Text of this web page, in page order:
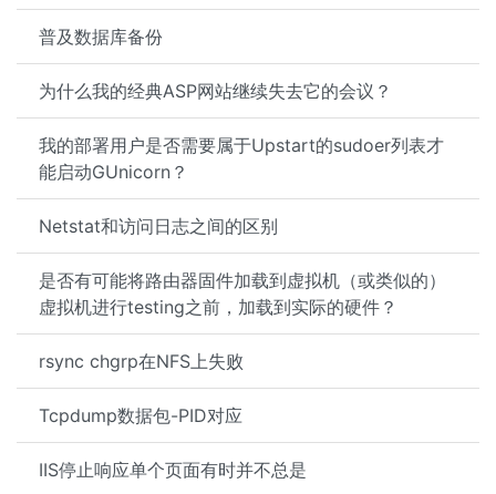
普及数据库备份
为什么我的经典ASP网站继续失去它的会议？
我的部署用户是否需要属于Upstart的sudoer列表才
能启动GUnicorn？
Netstat和访问日志之间的区别
是否有可能将路由器固件加载到虚拟机（或类似的）
虚拟机进行testing之前，加载到实际的硬件？
rsync chgrp在NFS上失败
Tcpdump数据包-PID对应
IIS停止响应单个页面有时并不总是